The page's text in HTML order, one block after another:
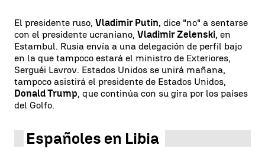
El presidente ruso, Vladimir Putin, dice "no" a sentarse
con el presidente ucraniano, Vladimir Zelenski, en
Estambul. Rusia envía a una delegación de perfil bajo
en la que tampoco estará el ministro de Exteriores,
Serguéi Lavrov. Estados Unidos se unirá mañana,
tampoco asistirá el presidente de Estados Unidos,
Donald Trump, que continúa con su gira por los países
del Golfo.
Españoles en Libia